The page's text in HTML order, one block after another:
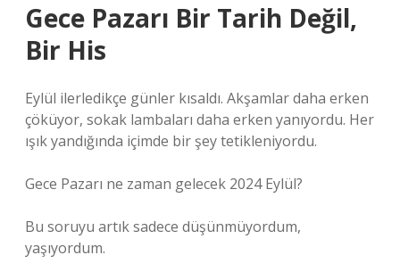
Gece Pazarı Bir Tarih Değil,
Bir His
Eylül ilerledikçe günler kısaldı. Akşamlar daha erken
çöküyor, sokak lambaları daha erken yanıyordu. Her
ışık yandığında içimde bir şey tetikleniyordu.
Gece Pazarı ne zaman gelecek 2024 Eylül?
Bu soruyu artık sadece düşünmüyordum,
yaşıyordum.